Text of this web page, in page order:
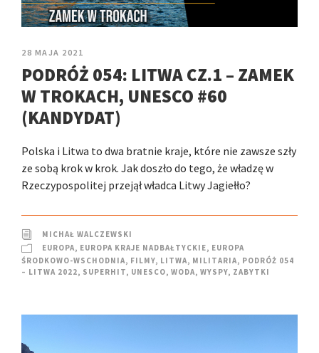
28 MAJA 2021
PODRÓŻ 054: LITWA CZ.1 – ZAMEK
W TROKACH, UNESCO #60
(KANDYDAT)
Polska i Litwa to dwa bratnie kraje, które nie zawsze szły
ze sobą krok w krok. Jak doszło do tego, że władzę w
Rzeczypospolitej przejął władca Litwy Jagiełło?
MICHAŁ WALCZEWSKI
EUROPA, EUROPA KRAJE NADBAŁTYCKIE, EUROPA
ŚRODKOWO-WSCHODNIA, FILMY, LITWA, MILITARIA, PODRÓŻ 054
– LITWA 2022, SUPERHIT, UNESCO, WODA, WYSPY, ZABYTKI